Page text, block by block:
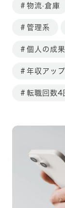
物流·倉庫
管理系
個人の成
年収アップ
転職回数4